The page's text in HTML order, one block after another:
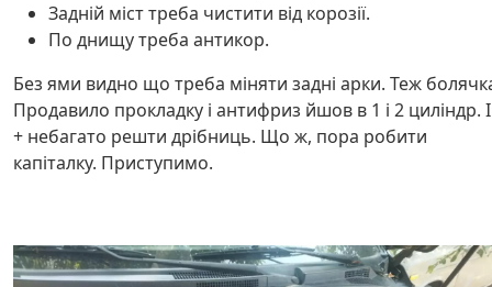
Задній міст треба чистити від корозії.
По днищу треба антикор.
Без ями видно що треба міняти задні арки. Теж
Продавило прокладку і антифриз йшов в 1 і 2 циліндр. І
+ небагато решти дрібниць. Що ж, пора робити
капіталку. Приступимо.